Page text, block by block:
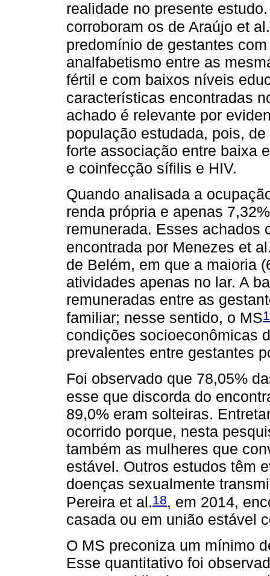
realidade no presente
corroboram os de Araújo et al.
predomínio de gestantes
analfabetismo entre as
fértil e com baixos níveis
características encontradas
achado é relevante por
população estudada, pois,
forte associação entre baixa
e coinfecção sífilis e HIV.
Quando analisada a
renda própria e apenas
remunerada. Esses achados
encontrada por Menezes et
de Belém, em que a maioria
atividades apenas no lar. A
remuneradas entre as
familiar; nesse sentido, o MS
condições socioeconômicas
prevalentes entre gestantes
Foi observado que 78,05%
esse que discorda do
89,0% eram solteiras.
ocorrido porque, nesta
também as mulheres que
estável. Outros estudos têm
doenças sexualmente
Pereira et al.18, em 2014,
casada ou em união estável
O MS preconiza um mínimo
Esse quantitativo foi